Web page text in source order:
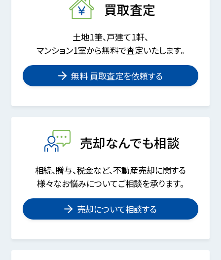
買取査定
土地1筆、戸建て1軒、
マンション1室から無料で査定いたします。
無料 買取査定を依頼する
売却なんでも相談
相続、贈与、税金など、不動産売却に関する
様々なお悩みについてご相談を承ります。
売却について相談する